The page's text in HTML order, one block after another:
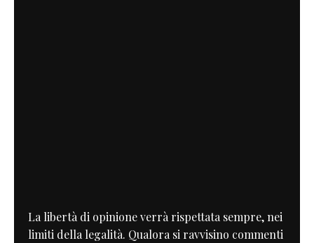
La libertà di opinione verrà rispettata sempre, nei
limiti della legalità. Qualora si ravvisino commenti